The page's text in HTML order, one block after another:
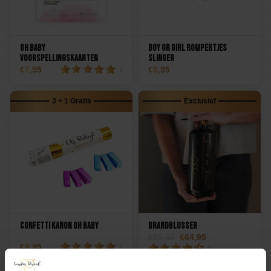
schreeuwerig te worden. Op foto's komen ze prachtig tot hun
En het mooiste? Na afloop trek je ze er gewoon weer af. Geen
gedoe met lijmresten of beschadigde stof. Je oma's vintage
blouse blijft intact, je nieuwe shirt ook. Iedereen blij.
Dus, ben jij klaar om je gasten een team te laten kiezen? Voeg
deze Team Boy en Team Girl stickers toe aan je winkelwagen en
maak van je gender reveal een moment waar iedereen nog lang
over napraat. Want laten we eerlijk zijn: het gaat niet alleen om
de onthulling zelf, maar vooral om het samen beleven van dat
magische moment!
Oh Baby
Voorspellingskaarten
7,95
Boy or Girl Rompertjes
Slinger
8,95
3 + 1 Gratis
Confetti Kanon Oh Baby
8,95
Exclusief
Brandblusser
64,95
8